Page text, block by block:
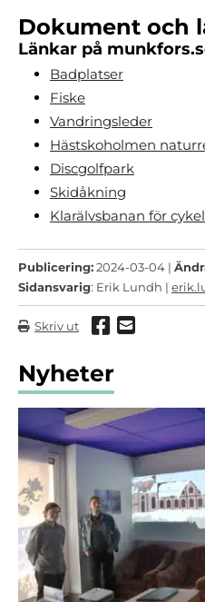
Dokument och
Länkar på
Badplatser
Fiske
Vandringsleder
Hästskoholmen
Discgolfpark
Skidåkning
Klarälvsbanan för
Publicering:2024-03-04 |
Sidansvarig: Erik Lundh |
Skriv ut Dela via
Dela
Nyheter